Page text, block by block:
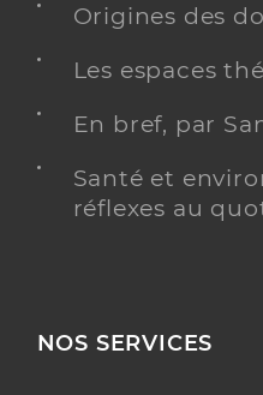
Origines des
Les espaces
En bref, par
Santé et
réflexes au
NOS SERVICES